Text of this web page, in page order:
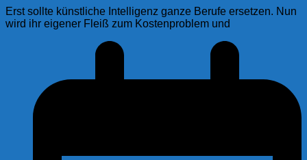
Erst sollte künstliche Intelligenz ganze Berufe ersetzen. Nun
wird ihr eigener Fleiß zum Kostenproblem und